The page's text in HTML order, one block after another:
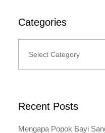
Categories
Categories
Recent Posts
Mengapa Popok Bayi